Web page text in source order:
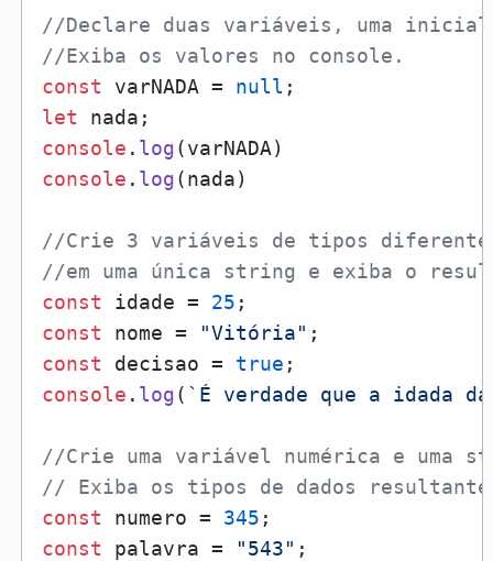
//Declare duas variáveis, uma
//Exiba os valores no console.
const varNADA = null
let
console . log
console . log(nada)
//Crie 3 variáveis de tipos
//em uma única string e exiba o
const idade = 25
const nome = "Vitória"
const decisao = true
console . log( `É verdade que a idada
//Crie uma variável numérica e uma
// Exiba os tipos de dados
const numero = 345
const palavra = "543" ;